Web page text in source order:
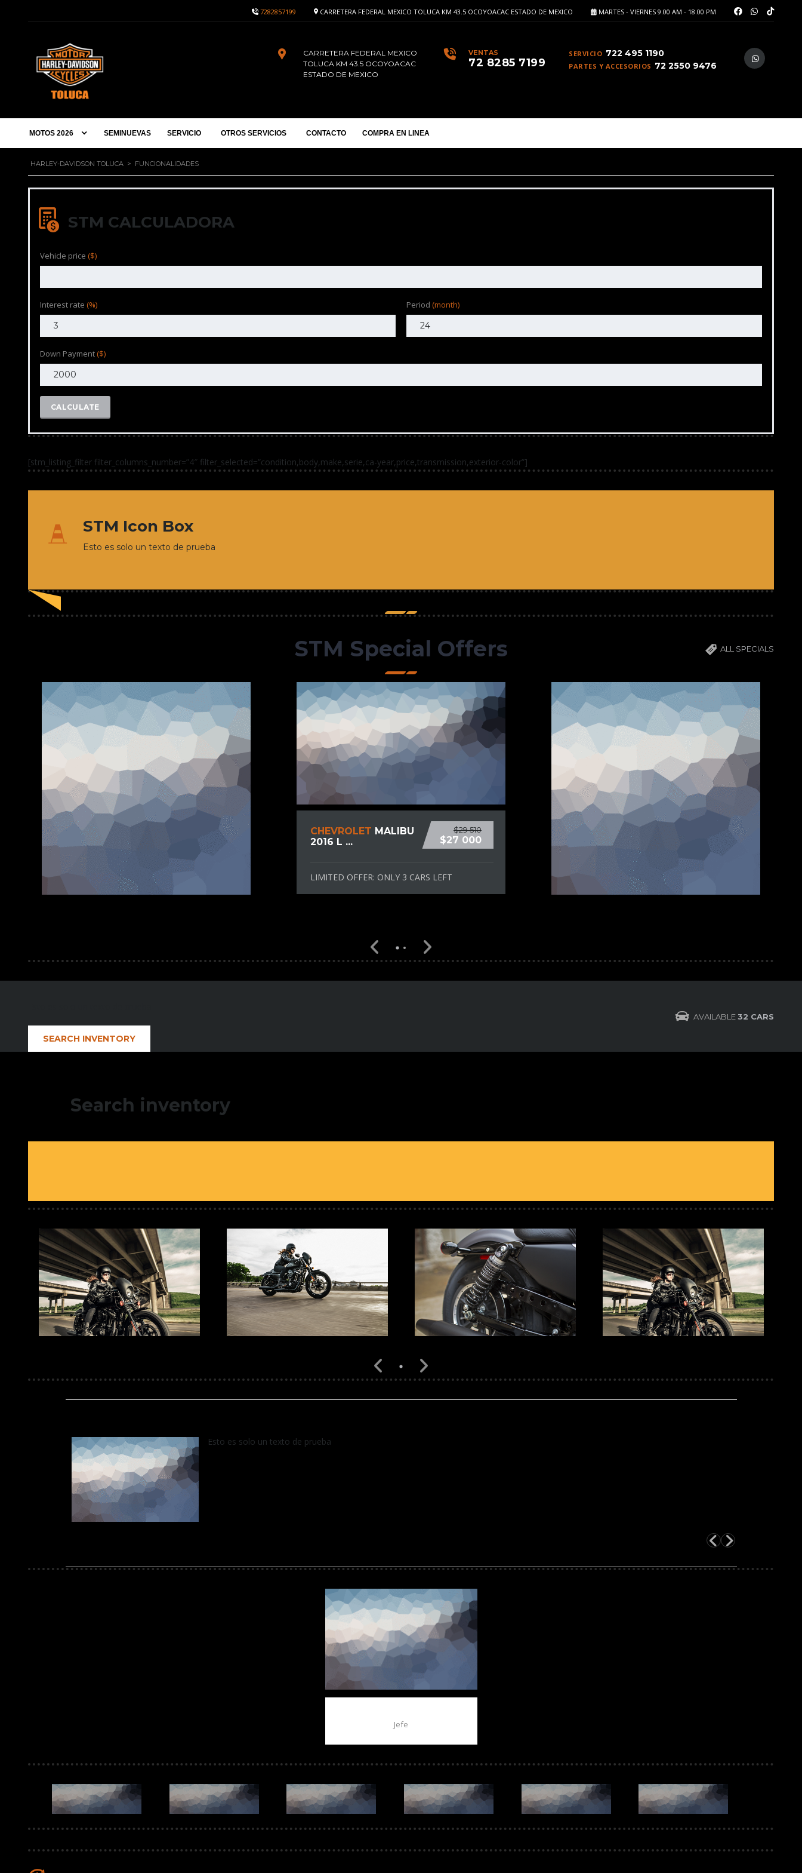
MARTES - VIERNES 9.00 AM - 18.00 PM
CARRETERA FEDERAL MEXICO TOLUCA KM 43.5 OCOYOACAC ESTADO DE MEXICO
7282857199
SERVICIO 722 495 1190
PARTES Y ACCESORIOS 72 2550 9476
VENTAS
72 8285 7199
CARRETERA FEDERAL MEXICO
TOLUCA KM 43.5 OCOYOACAC
ESTADO DE MEXICO
MOTOS 2026 SEMINUEVAS SERVICIO OTROS SERVICIOS CONTACTO COMPRA EN LINEA
HARLEY-DAVIDSON TOLUCA > FUNCIONALIDADES
STM CALCULADORA
Vehicle price ($)
Interest rate (%) Period (month)
Down Payment ($)
CALCULATE
[stm_listing_filter filter_columns_number=”4″ filter_selected=”condition,body,make,serie,ca-year,price,transmission,exterior-color”]
STM Icon Box
Esto es solo un texto de prueba
STM Special Offers ALL SPECIALS
$29 510
$27 000
CHEVROLET MALIBU
2016 L ...
LIMITED OFFER: ONLY 3 CARS LEFT
AVAILABLE 32 CARS
SEARCH INVENTORY
Search inventory
Esto es solo un texto de prueba
Jefe